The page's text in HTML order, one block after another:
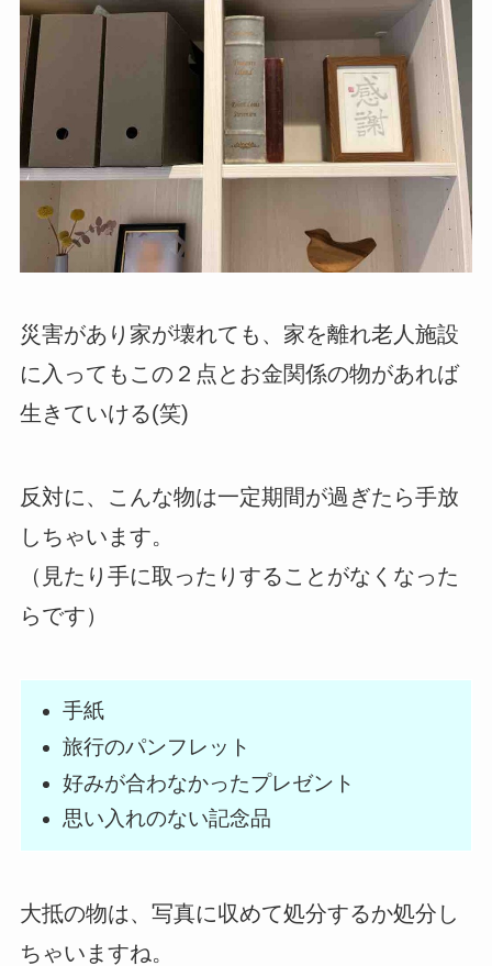
災害があり家が壊れても、家を離れ老人施設
に入ってもこの２点とお金関係の物があれば
生きていける(笑)
反対に、こんな物は一定期間が過ぎたら手放
しちゃいます。
（見たり手に取ったりすることがなくなった
らです）
手紙
旅行のパンフレット
好みが合わなかったプレゼント
思い入れのない記念品
大抵の物は、写真に収めて処分するか処分し
ちゃいますね。